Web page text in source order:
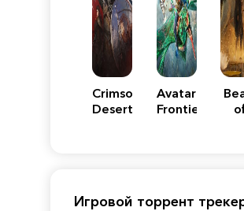
Crimson
Desert
Avatar:
Frontiers
Игровой торрент